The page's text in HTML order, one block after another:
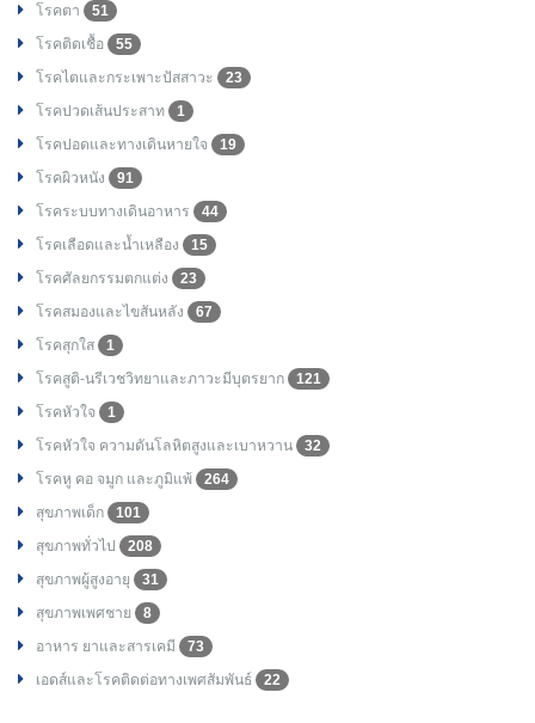
โรคตา
51
โรคติดเชื้อ
55
โรคไตและกระเพาะปัสสาวะ
23
โรคปวดเส้นประสาท
1
โรคปอดและทางเดินหายใจ
19
โรคผิวหนัง
91
โรคระบบทางเดินอาหาร
44
โรคเลือดและน้ำเหลือง
15
โรคศัลยกรรมตกแต่ง
23
โรคสมองและไขสันหลัง
67
โรคสุกใส
1
โรคสูติ-นรีเวชวิทยาและภาวะมีบุตรยาก
121
โรคหัวใจ
1
โรคหัวใจ ความดันโลหิตสูงและเบาหวาน
32
โรคหู คอ จมูก และภูมิแพ้
264
สุขภาพเด็ก
101
สุขภาพทั่วไป
208
สุขภาพผู้สูงอายุ
31
สุขภาพเพศชาย
8
อาหาร ยาและสารเคมี
73
เอดส์และโรคติดต่อทางเพศสัมพันธ์
22